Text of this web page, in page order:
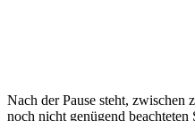
Nach der Pause steht, zwischen
noch nicht genügend